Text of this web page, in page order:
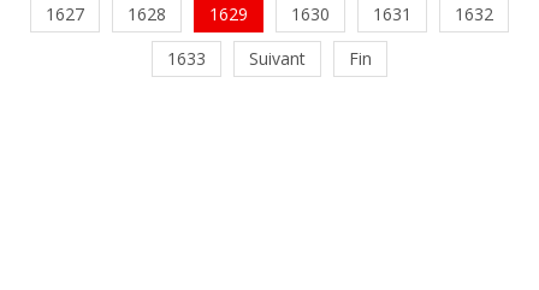
1627
1628 1629 1630 1631
1632
1633
Suivant Fin